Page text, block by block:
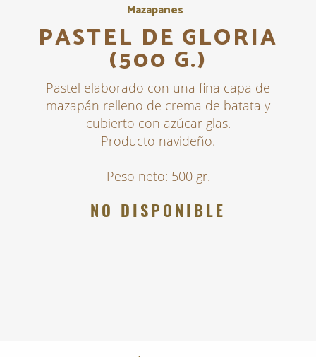
Mazapanes
PASTEL DE GLORIA
(500 G.)
Pastel elaborado con una fina capa de
mazapán relleno de crema de batata y
cubierto con azúcar glas.
Producto navideño.
Peso neto: 500 gr.
NO DISPONIBLE